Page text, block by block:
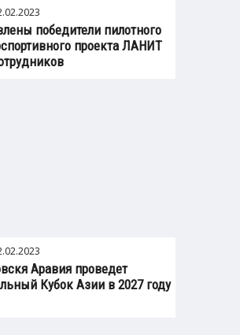
победители пилотного
проекта ЛАНИТ
Аравия проведет
Кубок Азии в 2027 году